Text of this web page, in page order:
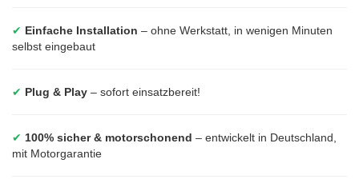
✔ Einfache Installation – ohne Werkstatt, in wenigen Minuten
selbst eingebaut
✔ Plug & Play – sofort einsatzbereit!
✔ 100% sicher & motorschonend – entwickelt in Deutschland,
mit Motorgarantie